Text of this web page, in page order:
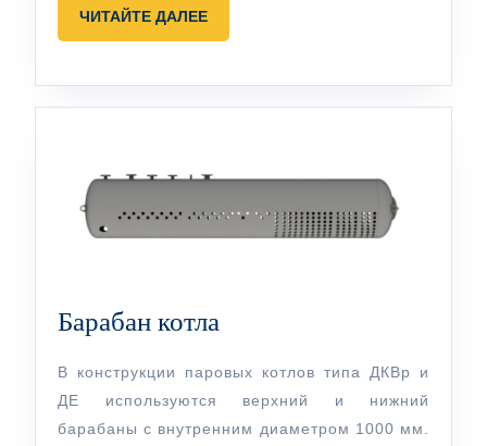
ЧИТАЙТЕ ДАЛЕЕЧИТАЙТЕ
ДАЛЕЕ
Барабан котла
В конструкции паровых котлов типа ДКВр и
ДЕ используются верхний и нижний
барабаны с внутренним диаметром 1000 мм.